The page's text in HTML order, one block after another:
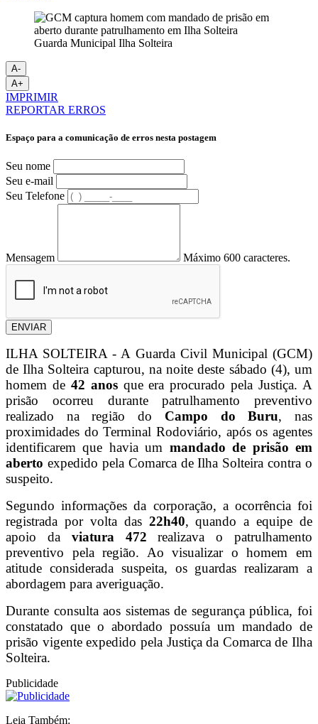
Guarda Municipal Ilha Solteira
A-
A+
IMPRIMIR
REPORTAR ERROS
Espaço para a comunicação de erros nesta postagem
Seu nome
Seu e-mail
Seu Telefone
Mensagem Máximo 600 caracteres.
ENVIAR
ILHA SOLTEIRA - A Guarda Civil Municipal (GCM)
de Ilha Solteira capturou, na noite deste sábado (4), um
homem de 42 anosque era procurado pela Justiça. A
prisão ocorreu durante patrulhamento preventivo
realizado na região do Campo do Buru, nas
proximidades do Terminal Rodoviário, após os agentes
identificarem que havia um mandado de prisão em
aberto expedido pela Comarca de Ilha Solteira contra o
suspeito.
Segundo informações da corporação, a ocorrência foi
registrada por volta das 22h40, quando a equipe de
apoio da viatura 472 realizava o patrulhamento
preventivo pela região. Ao visualizar o homem em
atitude considerada suspeita, os guardas realizaram a
abordagem para averiguação.
Durante consulta aos sistemas de segurança pública, foi
constatado que o abordado possuía um mandado de
prisão vigente expedido pela Justiça da Comarca de Ilha
Solteira.
Publicidade
Leia Também: